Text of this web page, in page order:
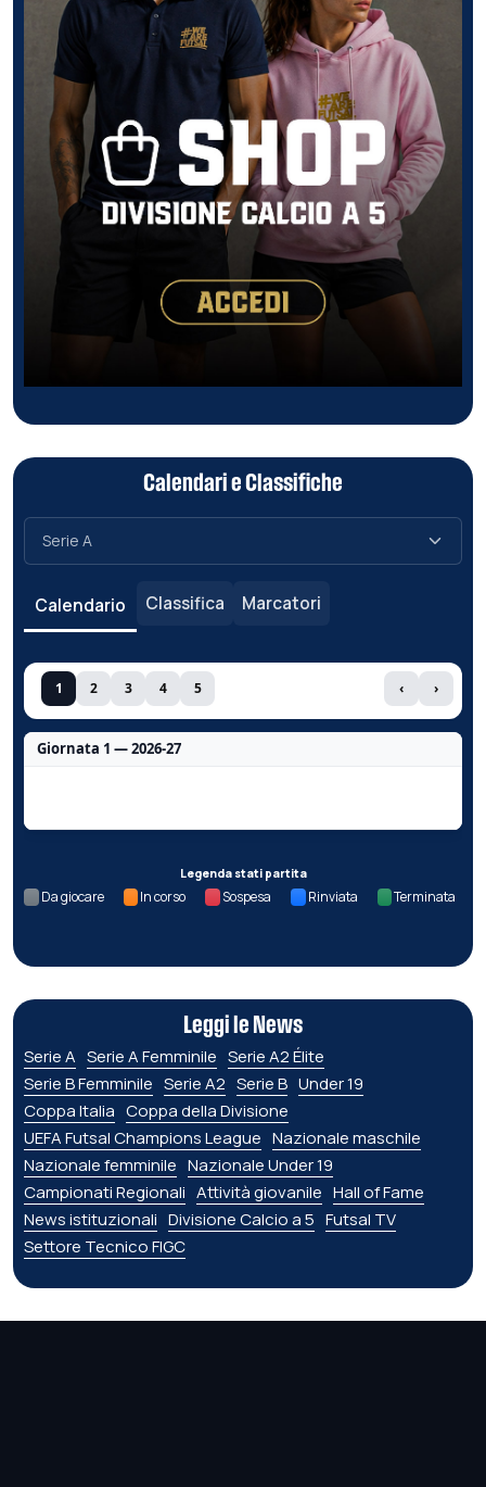
Calendari e Classifiche
Calendario Classifica Marcatori
1 2 3 4 5 ‹ ›
Giornata 1 — 2026-27
Legenda stati partita
Da giocare In corso Sospesa Rinviata Terminata
Leggi le News
Serie A Serie A Femminile Serie A2 Élite
Serie B Femminile Serie A2 Serie B Under 19
Coppa Italia Coppa della Divisione
UEFA Futsal Champions League Nazionale maschile
Nazionale femminile Nazionale Under 19
Campionati Regionali Attività giovanile Hall of Fame
News istituzionali Divisione Calcio a 5 Futsal TV
Settore Tecnico FIGC